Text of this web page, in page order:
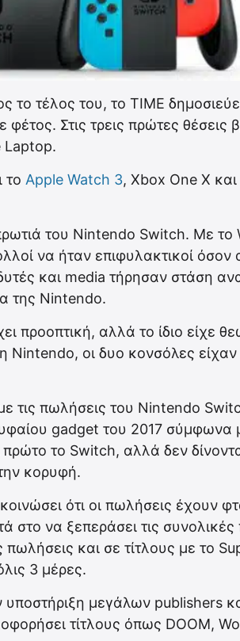
το τέλος του, το ΤΙΜΕ
Στις τρεις πρώτες θέσεις
Laptop.
το Apple Watch 3, Xbox One X και
του Nintendo Switch. Με το
να ήταν επιφυλακτικοί
και media τήρησαν στάση
της Nintendo.
προοπτική, αλλά το ίδιο είχε
Nintendo, οι δυο κονσόλες
τις πωλήσεις του Nintendo
gadget του 2017 σύμφωνα
πρώτο το Switch, αλλά δεν
κορυφή.
ότι οι πωλήσεις έχουν
στο να ξεπεράσει τις
και σε τίτλους με το
3 μέρες.
μεγάλων publishers
τίτλους όπως DOOM,